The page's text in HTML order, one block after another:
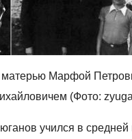
матерью Марфой
(Фото:
учился в